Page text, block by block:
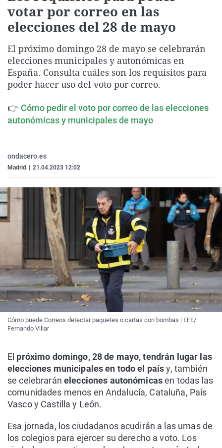
La rosa de los vientos
Gente viajera
Como el perro y el
Caso
Retornados
Equipo de
Operación Viuda
Extremadura
Galicia
La Rioja
Navarra
País Vasco
Virales
Televisión
Elecciones
votar por correo en las
elecciones del 28 de mayo
El próximo domingo 28 de mayo se celebrarán
elecciones municipales y autonómicas en
España. Consulta cuáles son los requisitos para
poder hacer uso del voto por correo.
👉 Cómo pedir el voto por correo de las elecciones
autonómicas y municipales de mayo
ondacero.es
Madrid 21.04.2023 12:02
Cómo puede Correos detectar paquetes o cartas con bombas | EFE/
Fernando Villar
El próximo domingo, 28 de mayo, tendrán lugar las
elecciones municipales en todo el paísy, también
se celebrarán elecciones autonómicasen todas las
comunidades menos en Andalucía, Cataluña, País
Vasco y Castilla y León.
Esa jornada, los ciudadanos acudirán a las urnas de
los colegios para ejercer su derecho a voto. Los